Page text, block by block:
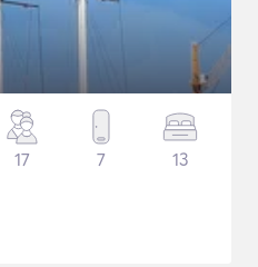
17 7 13